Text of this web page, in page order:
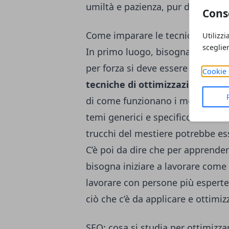
Cookie
umiltà e pazienza, pur di
Come imparare le tecniche SEO
In primo luogo, bisogna pensare
per forza si deve essere
tecniche di ottimizzazione di
di come funzionano i motori di
temi generici e specifico a
trucchi del mestiere potrebbe
C’è poi da dire che per
bisogna iniziare a lavorare
lavorare con persone più
ciò che c’è da applicare e